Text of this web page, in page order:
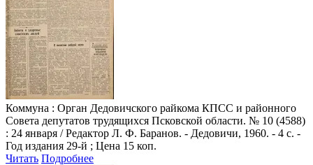
Коммуна : Орган Дедовичского райкома КПСС и районного
Совета депутатов трудящихся Псковской области. № 10 (4588)
: 24 января / Редактор Л. Ф. Баранов. - Дедовичи, 1960. - 4 с. -
Год издания 29-й ; Цена 15 коп.
Читать Подробнее